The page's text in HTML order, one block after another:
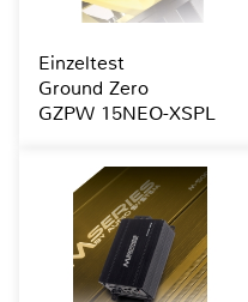
Einzeltest
Ground Zero
GZPW 15NEO-XSPL